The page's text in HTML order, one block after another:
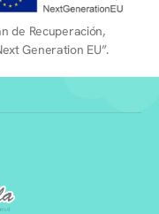
de Recuperación,
Generation EU”.